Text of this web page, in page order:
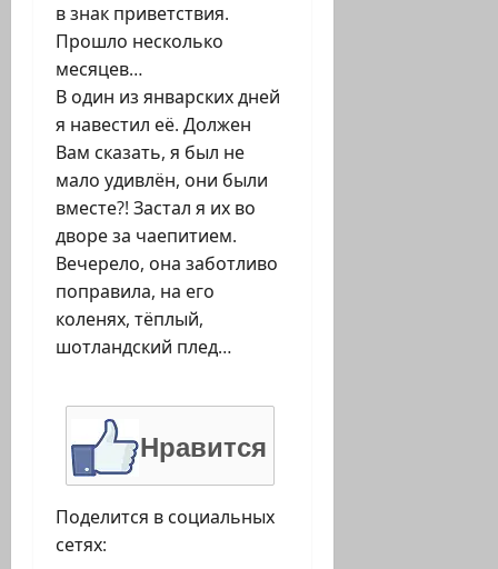
в знак приветствия.
Прошло несколько
месяцев…
В один из январских дней
я навестил её. Должен
Вам сказать, я был не
мало удивлён, они были
вместе?! Застал я их во
дворе за чаепитием.
Вечерело, она заботливо
поправила, на его
коленях, тёплый,
шотландский плед…
Нравится
Поделится в социальных
сетях: